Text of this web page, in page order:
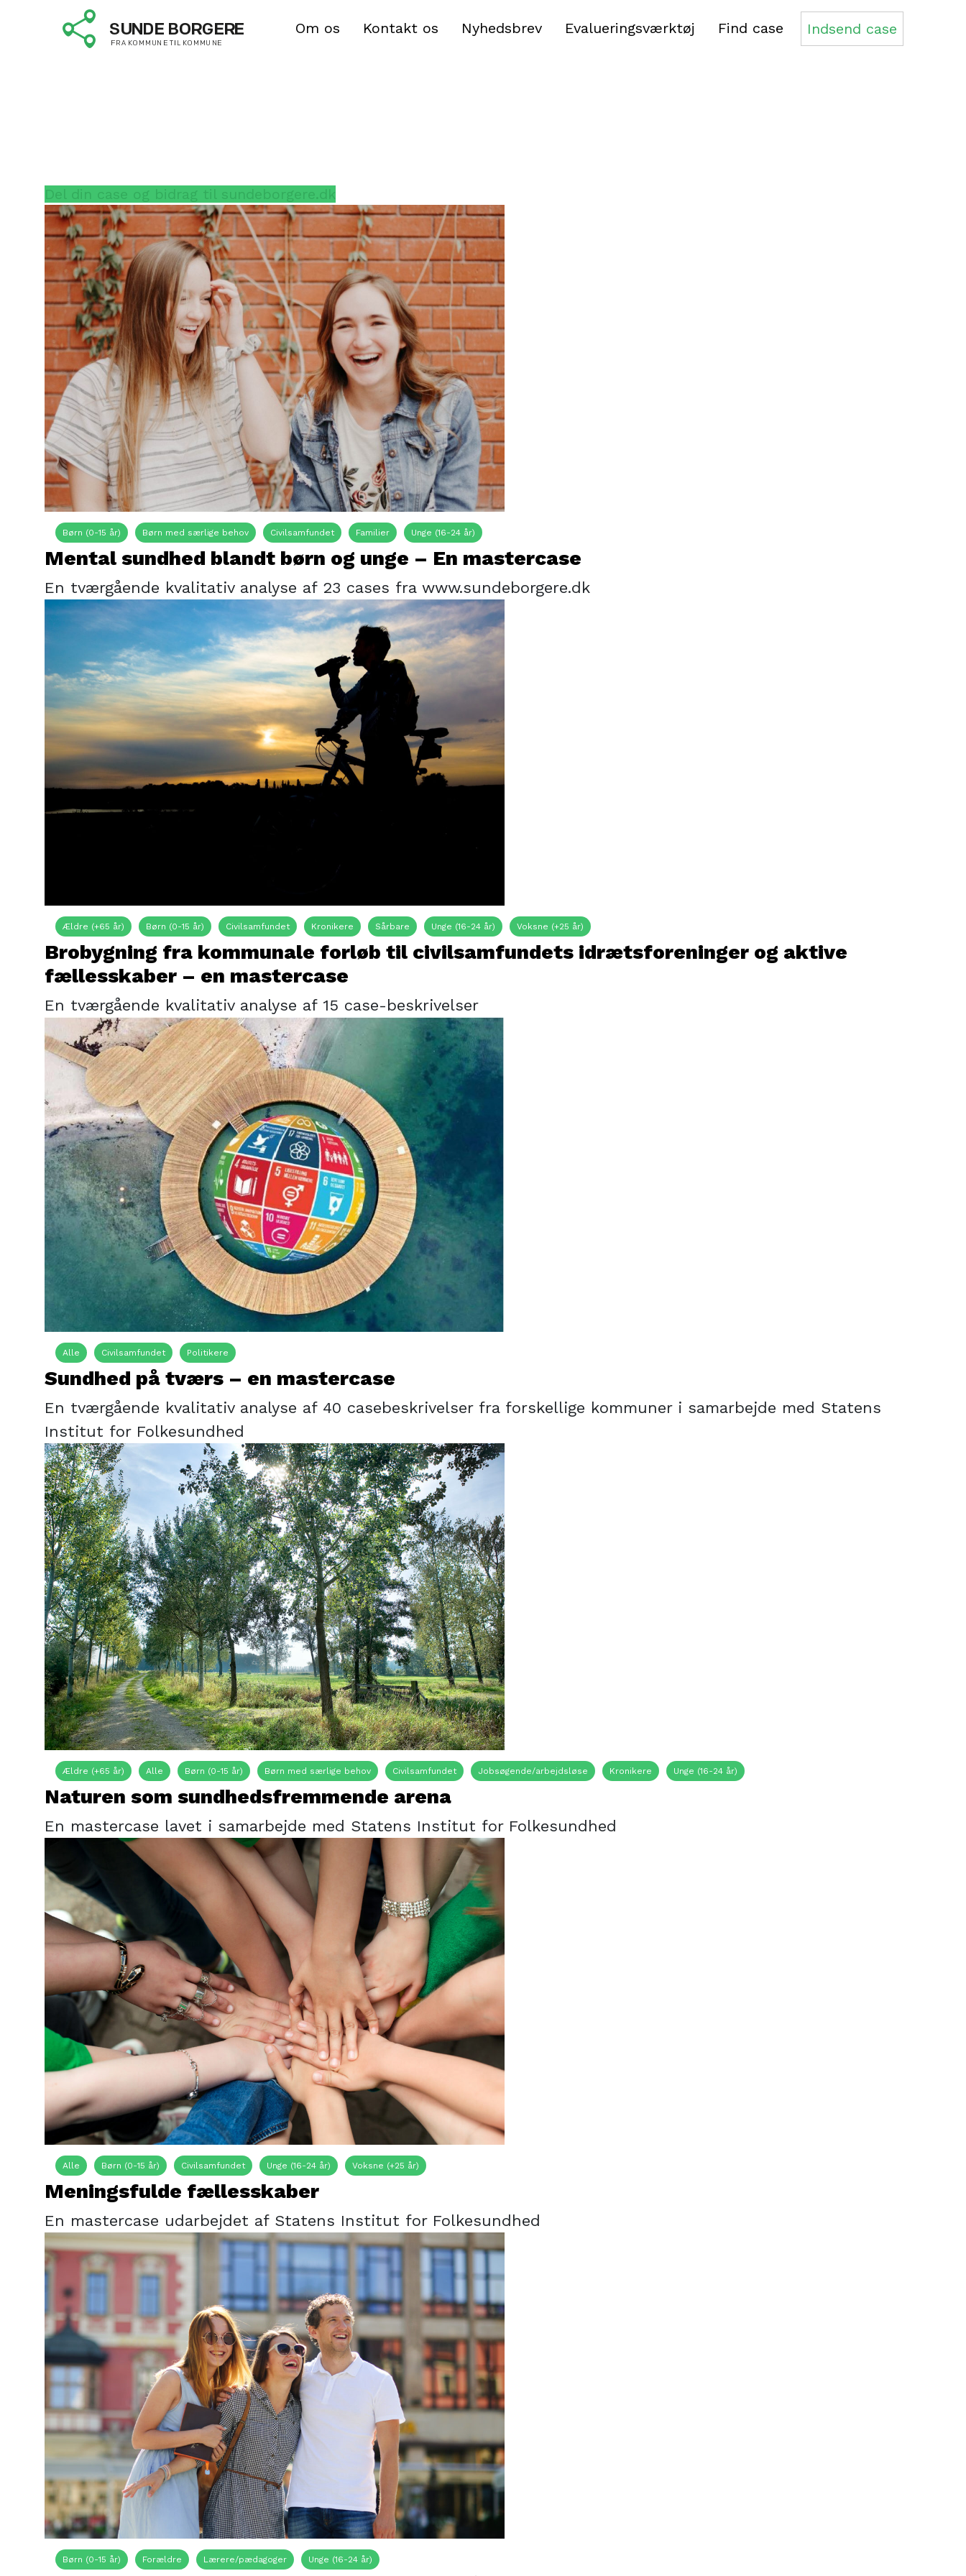
Om os Kontakt os Nyhedsbrev Evalueringsværktøj Find case Indsend case
Mastercase
En mastercase er en analyse på tværs af samtlige cases inden for et
Del din case og bidrag til sundeborgere.dk
Børn (0-15 år) Børn med særlige behov Civilsamfundet Familier Unge (16-24 år)
Mental sundhed blandt børn og unge – En mastercase
En tværgående kvalitativ analyse af 23 cases fra www.sundeborgere.dk
Ældre (+65 år) Børn (0-15 år) Civilsamfundet Kronikere Sårbare Unge (16-24 år) Voksne (+25 år)
Brobygning fra kommunale forløb til civilsamfundets idrætsforeninger og aktive
fællesskaber – en mastercase
En tværgående kvalitativ analyse af 15 case-beskrivelser
Alle Civilsamfundet Politikere
Sundhed på tværs – en mastercase
En tværgående kvalitativ analyse af 40 casebeskrivelser fra forskellige kommuner i samarbejde med Statens
Institut for Folkesundhed
Ældre (+65 år) Alle Børn (0-15 år) Børn med særlige behov Civilsamfundet Jobsøgende/arbejdsløse Kronikere Unge (16-24 år)
Naturen som sundhedsfremmende arena
En mastercase lavet i samarbejde med Statens Institut for Folkesundhed
Alle Børn (0-15 år) Civilsamfundet Unge (16-24 år) Voksne (+25 år)
Meningsfulde fællesskaber
En mastercase udarbejdet af Statens Institut for Folkesundhed
Børn (0-15 år) Forældre Lærere/pædagoger Unge (16-24 år)